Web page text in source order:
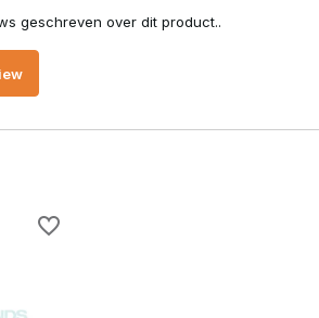
geschreven over dit product..